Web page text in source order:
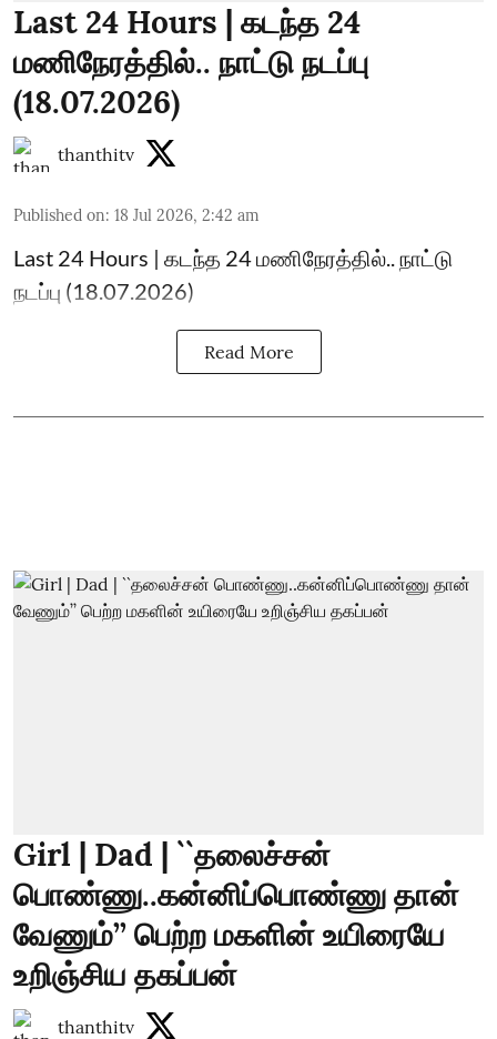
Last 24 Hours | கடந்த 24
மணிநேரத்தில்.. நாட்டு நடப்பு
(18.07.2026)
thanthitv
Published on: 18 Jul 2026, 2:42 am
Last 24 Hours | கடந்த 24 மணிநேரத்தில்.. நாட்டு
நடப்பு (18.07.2026)
Read More
Girl | Dad | ``தலைச்சன்
பொண்ணு..கன்னிப்பொண்ணு தான்
வேணும்’’ பெற்ற மகளின் உயிரையே
உறிஞ்சிய தகப்பன்
thanthitv